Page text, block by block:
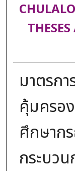
มาตรก
คุ้มครอ
ศึกษาก
กระบว